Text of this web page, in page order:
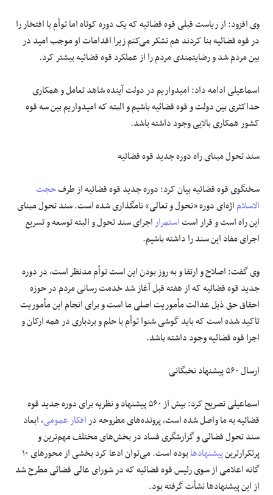
وی افزود: از ریاست قبلی قوه قضائیه که یک دوره کوتاه اما توأم با افتخار را
در قوه قضائیه بنا کردند هم تشکر می‌کنم زیرا اقدامات او موجب امید در
بین مردم شد و رضایتمندی مردم را از عملکرد قوه قضائیه بیشتر کرد.
اسماعیلی ادامه داد: امیدواریم در دولت آینده شاهد تعامل و همکاری
حداکثری بین دولت و قوه قضائیه باشیم و البته که امیدواریم بین سه قوه
کشور همکاری بالایی وجود داشته باشد.
سند تحول مبنای راه دوره جدید قوه قضائیه
سخنگوی قوه قضائیه بیان کرد: دوره جدید قوه قضائیه از طرفحجت
الاسلاماژه‌ای دوره «تحول و تعالی» نامگذاری شده است. سند تحول مبنای
این راه است و قرار استاستمراراجرای سند تحول و البته توسعه و تسریع
اجرای مفاد این سند را داشته باشیم.
وی گفت: اصلاح و ارتقا و به روز بودن این است توأم مدنظر است، در دوره
جدید قوه قضائیه که از هفته قبل آغاز شد خدمت رسانی مردم در حوزه
احقاق حق ذیل عدالت مأموریت اصلی ما است و برای انجام این مأموریت
تاکید شده است که باید گوشی شنوا توأم با حلم و بردباری در همه ارکان و
اجزا قوه قضائیه وجود داشته باشد.
ارسال ۵۶۰ پیشنهاد نخبگانی
اسماعیلی تصریح کرد: بیش از ۵۶۰ پیشنهاد و نظریه برای دوره جدید قوه
قضائیه به ما واصل شده است، پرونده‌های مطروحه درافکار عمومی، ابعاد
سند تحول قضائی و گزارشگری فساد در بخش‌های مختلف مهم‌ترین و
پرتکرارترینپیشنهادها
بوده است. می‌توان ادعا کرد بخشی از محورهای ۱۰
گانه اعلامی از سوی رئیس قوه قضائیه که در شورای عالی قضائی مطرح شد
از این پیشنهادها نشأت گرفته بود.